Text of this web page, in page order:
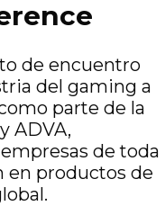
de encuentro
del gaming a
parte de la
ADVA,
de toda
en productos de